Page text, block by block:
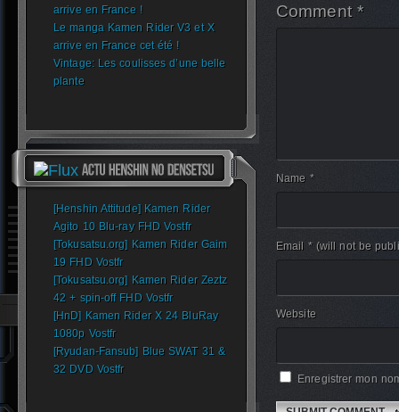
arrive en France !
Le manga Kamen Rider V3 et X
arrive en France cet été !
Vintage: Les coulisses d’une belle
plante
[Henshin Attitude] Kamen Rider
Agito 10 Blu-ray FHD Vostfr
[Tokusatsu.org] Kamen Rider Gaim
19 FHD Vostfr
[Tokusatsu.org] Kamen Rider Zeztz
42 + spin-off FHD Vostfr
[HnD] Kamen Rider X 24 BluRay
1080p Vostfr
[Ryudan-Fansub] Blue SWAT 31 &
32 DVD Vostfr
Comment *
Name *
Email * (will not be
Website
Enregistrer mon